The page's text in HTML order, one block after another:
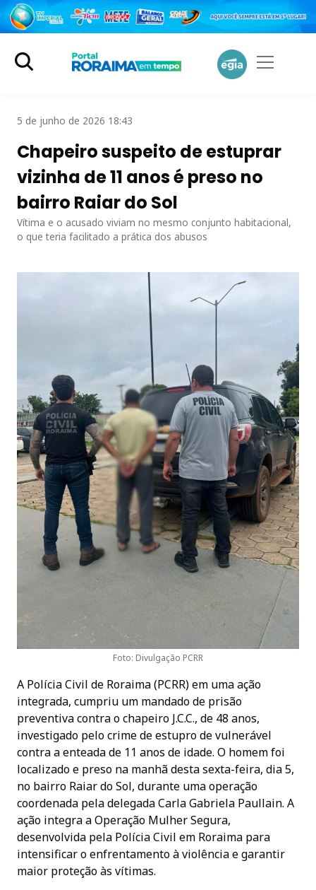
5 de junho de 2026 18:43
Chapeiro suspeito de estuprar
vizinha de 11 anos é preso no
bairro Raiar do Sol
Vítima e o acusado viviam no mesmo conjunto habitacional,
o que teria facilitado a prática dos abusos
Foto: Divulgação PCRR
A Polícia Civil de Roraima (PCRR) em uma ação
integrada, cumpriu um mandado de prisão
preventiva contra o chapeiro J.C.C., de 48 anos,
investigado pelo crime de estupro de vulnerável
contra a enteada de 11 anos de idade. O homem foi
localizado e preso na manhã desta sexta-feira, dia 5,
no bairro Raiar do Sol, durante uma operação
coordenada pela delegada Carla Gabriela Paullain. A
ação integra a Operação Mulher Segura,
desenvolvida pela Polícia Civil em Roraima para
intensificar o enfrentamento à violência e garantir
maior proteção às vítimas.